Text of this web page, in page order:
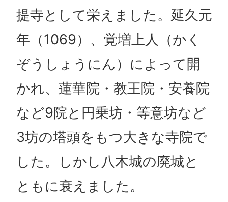
提寺として栄えました。延久元
年（1069）、覚増上人（かく
ぞうしょうにん）によって開
かれ、蓮華院・教王院・安養院
など9院と円乗坊・等意坊など
3坊の塔頭をもつ大きな寺院で
した。しかし八木城の廃城と
ともに衰えました。